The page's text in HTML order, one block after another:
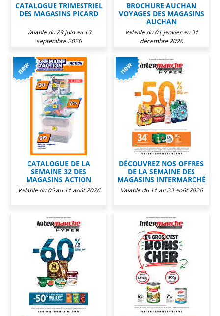
CATALOGUE TRIMESTRIEL
DES MAGASINS PICARD
Valable du 29 juin au 13
septembre 2026
BROCHURE AUCHAN
VOYAGES DES MAGASINS
AUCHAN
Valable du 01 janvier au 31
décembre 2026
CATALOGUE DE LA
SEMAINE 32 DES
MAGASINS ACTION
Valable du 05 au 11 août 2026
DÉCOUVREZ NOS OFFRES
DE LA SEMAINE DES
MAGASINS INTERMARCHÉ
Valable du 11 au 23 août 2026